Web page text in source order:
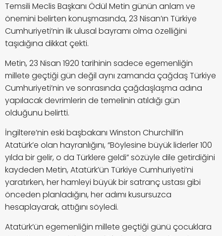
Temsili Meclis Başkanı Ödül Metin günün anlam ve
önemini belirten konuşmasında, 23 Nisan’ın Türkiye
Cumhuriyeti’nin ilk ulusal bayramı olma özelliğini
taşıdığına dikkat çekti.
Metin, 23 Nisan 1920 tarihinin sadece egemenliğin
millete geçtiği gün değil aynı zamanda çağdaş Türkiye
Cumhuriyeti’nin ve sonrasında çağdaşlaşma adına
yapılacak devrimlerin de temelinin atıldığı gün
olduğunu belirtti.
İngiltere’nin eski başbakanı Winston Churchill’in
Atatürk’e olan hayranlığını, “Böylesine büyük liderler 100
yılda bir gelir, o da Türklere geldi” sözüyle dile getirdiğini
kaydeden Metin, Atatürk’ün Türkiye Cumhuriyeti’ni
yaratırken, her hamleyi büyük bir satranç ustası gibi
önceden planladığını, her adımı kusursuzca
hesaplayarak, attığını söyledi.
Atatürk’ün egemenliğin millete geçtiği günü çocuklara